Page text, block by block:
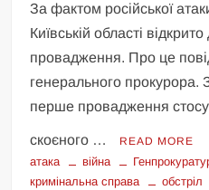
За фактом російської
Київській області
провадження. Про це
генерального прокурора.
перше провадження
скоєного … READ MORE
атака війна
кримінальна справа
обстріл